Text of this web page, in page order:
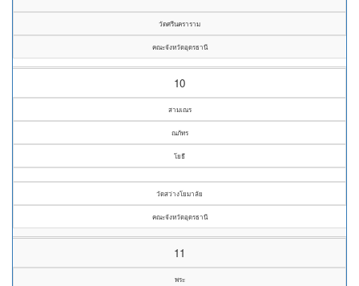
วัดศรีนคราราม
คณะจังหวัดอุดรธานี
10
สามเณร
ณภัทร
โยธี
วัดสว่างโยมาลัย
คณะจังหวัดอุดรธานี
11
พระ